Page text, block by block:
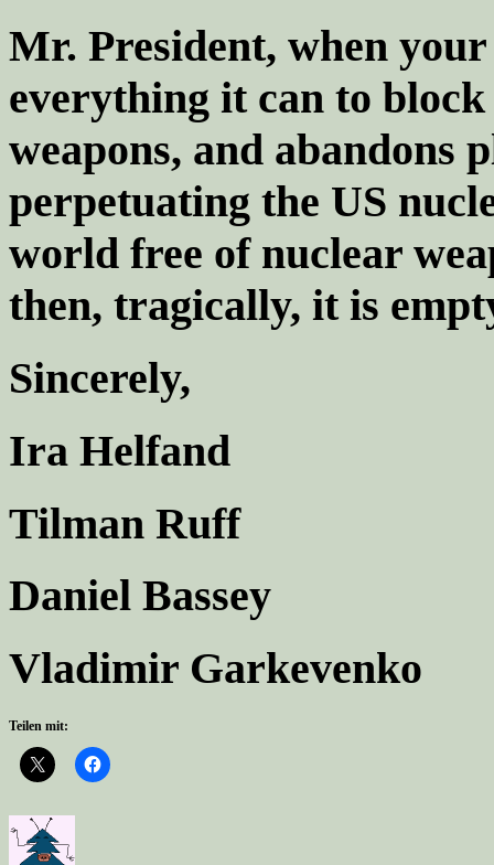
Mr. President, when
everything it can to
weapons, and abandons
perpetuating the US
world free of nuclear
then, tragically, it is
Sincerely,
Ira Helfand
Tilman Ruff
Daniel Bassey
Vladimir Garkevenko
Teilen mit: